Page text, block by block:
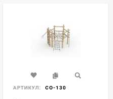
АРТИКУЛ: СО-130